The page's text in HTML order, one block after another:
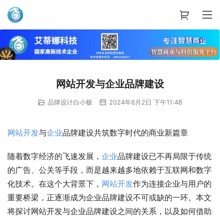
艾蒂娜科技
网站开发与企业品牌建设
品牌设计白小极 2024年6月2日 下午11:48
网站开发与企业品牌建设共筑数字时代的商业新篇章
随着数字经济的飞速发展， 企业品牌建设已不再局限于传统
的广告、公关等手段，而是越来越多地依赖于互联网和数字
化技术。在这个大背景下， 网站开发作为连接企业与用户的
重要桥梁，正逐渐成为企业品牌建设不可或缺的一环。本文
将探讨网站开发与企业品牌建设之间的关系，以及如何借助